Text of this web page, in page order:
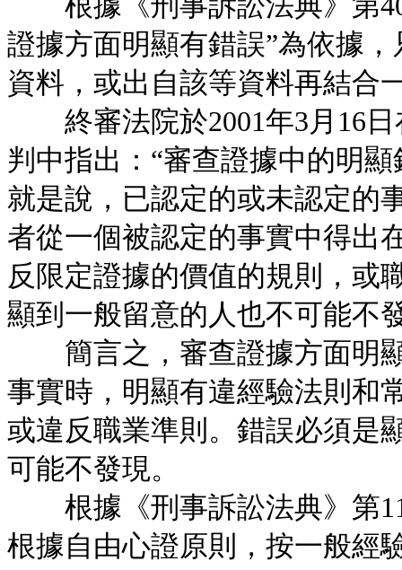
證據方面明顯有錯誤”為依據
資料，或出自該等資料再結合
終審法院於2001年3月16日
判中指出：“審查證據中的明
就是說，已認定的或未認定的
者從一個被認定的事實中得出
反限定證據的價值的規則，或
顯到一般留意的人也不可能不
簡言之，審查證據方面明顯
事實時，明顯有違經驗法則和
或違反職業準則。錯誤必須是
可能不發現。
根據《刑事訴訟法典》第
根據自由心證原則，按一般經